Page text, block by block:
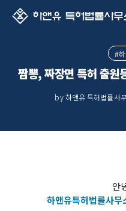
#
짬뽕, 짜장면 특허 출원
by 하앤유 특허법률사
안
하앤유특허법률사